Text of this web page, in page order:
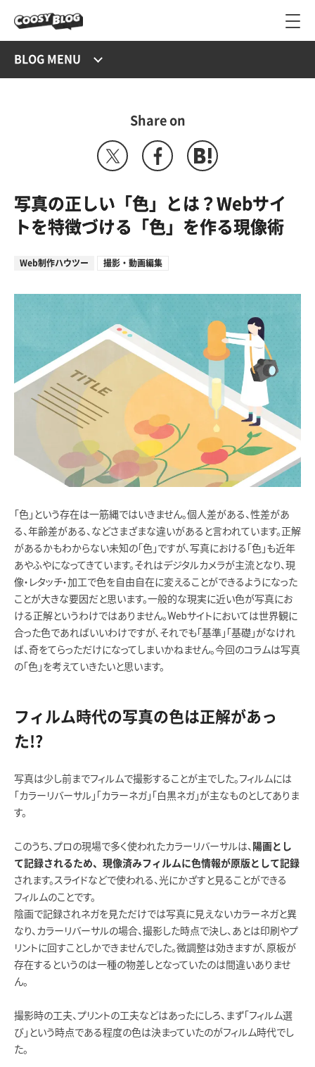
BLOG MENU
Share on
写真の正しい「色」とは？Webサイ
トを特徴づける「色」を作る現像術
Web制作ハウツー 撮影・動画編集
「色」という存在は一筋縄ではいきません。個人差がある、性差があ
る、年齢差がある、などさまざまな違いがあると言われています。正解
があるかもわからない未知の「色」ですが、写真における「色」も近年
あやふやになってきています。それはデジタルカメラが主流となり、現
像・レタッチ・加工で色を自由自在に変えることができるようになった
ことが大きな要因だと思います。一般的な現実に近い色が写真にお
ける正解というわけではありません。Webサイトにおいては世界観に
合った色であればいいわけですが、それでも「基準」「基礎」がなけれ
ば、奇をてらっただけになってしまいかねません。今回のコラムは写真
の「色」を考えていきたいと思います。
フィルム時代の写真の色は正解があっ
た!?
写真は少し前までフィルムで撮影することが主でした。フィルムには
「カラーリバーサル」「カラーネガ」「白黒ネガ」が主なものとしてありま
す。
このうち、プロの現場で多く使われたカラーリバーサルは、 陽画とし
て記録されるため、現像済みフィルムに色情報が原版として記録
されます。スライドなどで使われる、光にかざすと見ることができる
フィルムのことです。
陰画で記録されネガを見ただけでは写真に見えないカラーネガと異
なり、カラーリバーサルの場合、撮影した時点で決し、あとは印刷やプ
リントに回すことしかできませんでした。微調整は効きますが、原板が
存在するというのは一種の物差しとなっていたのは間違いありませ
ん。
撮影時の工夫、プリントの工夫などはあったにしろ、まず「フィルム選
び」という時点である程度の色は決まっていたのがフィルム時代でし
た。